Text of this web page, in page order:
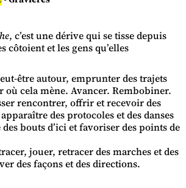
, c’est une dérive qui se tisse depuis
côtoient et les gens qu’elles
être autour, emprunter des trajets
où cela mène. Avancer. Rembobiner.
rencontrer, offrir et recevoir des
des protocoles et des danses
bouts d’ici et favoriser des points de
jouer, retracer des marches et des
des façons et des directions.